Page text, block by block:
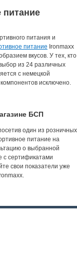
питание
питания и
питание Ironmaxx
вкусов. У тех, кто
из 24 различных
с немецкой
исключено.
БСП
один из розничных
питание на
о выбранной
с сертификатами
свои показатели уже